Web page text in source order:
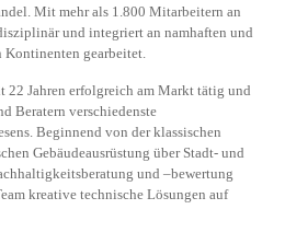
Mit mehr als 1.800 Mitarbeitern an
und integriert an namhaften und
gearbeitet.
22 Jahren erfolgreich am Markt tätig und
Beratern verschiedenste
Beginnend von der klassischen
Gebäudeausrüstung über Stadt- und
und –bewertung
kreative technische Lösungen auf